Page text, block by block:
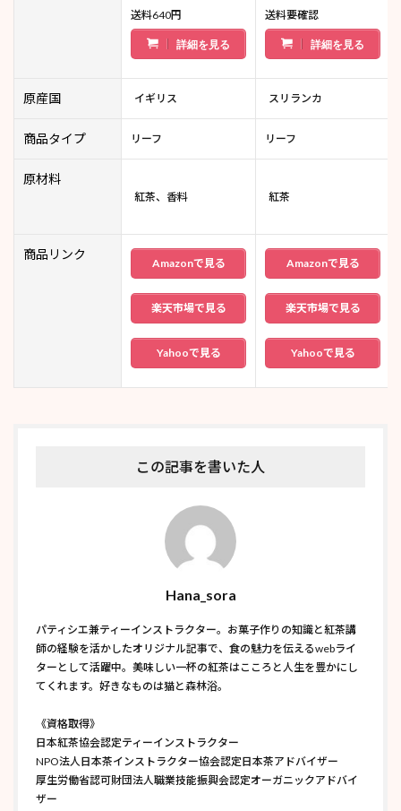
送料640円
詳細を見る
送料要確認
詳細を見る
原産国 イギリス スリランカ
商品タイプ リーフ リーフ
原材料
紅茶、香料 紅茶
商品リンク
Amazonで見る
楽天市場で見る
Yahooで見る
Amazonで見る
楽天市場で見る
Yahooで見る
この記事を書いた人
Hana_sora
パティシエ兼ティーインストラクター。お菓子作りの知識と紅茶講
師の経験を活かしたオリジナル記事で、食の魅力を伝えるwebライ
ターとして活躍中。美味しい一杯の紅茶はこころと人生を豊かにし
てくれます。好きなものは猫と森林浴。
《資格取得》
日本紅茶協会認定ティーインストラクター
NPO法人日本茶インストラクター協会認定日本茶アドバイザー
厚生労働省認可財団法人職業技能振興会認定オーガニックアドバイ
ザー